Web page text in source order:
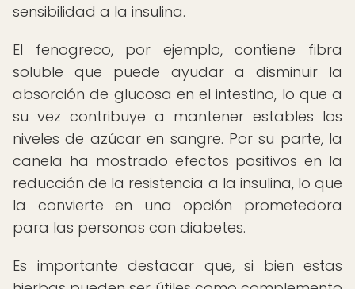
sensibilidad a la insulina.
El fenogreco, por ejemplo, contiene fibra
soluble que puede ayudar a disminuir la
absorción de glucosa en el intestino, lo que a
su vez contribuye a mantener estables los
niveles de azúcar en sangre. Por su parte, la
canela ha mostrado efectos positivos en la
reducción de la resistencia a la insulina, lo que
la convierte en una opción prometedora
para las personas con diabetes.
Es importante destacar que, si bien estas